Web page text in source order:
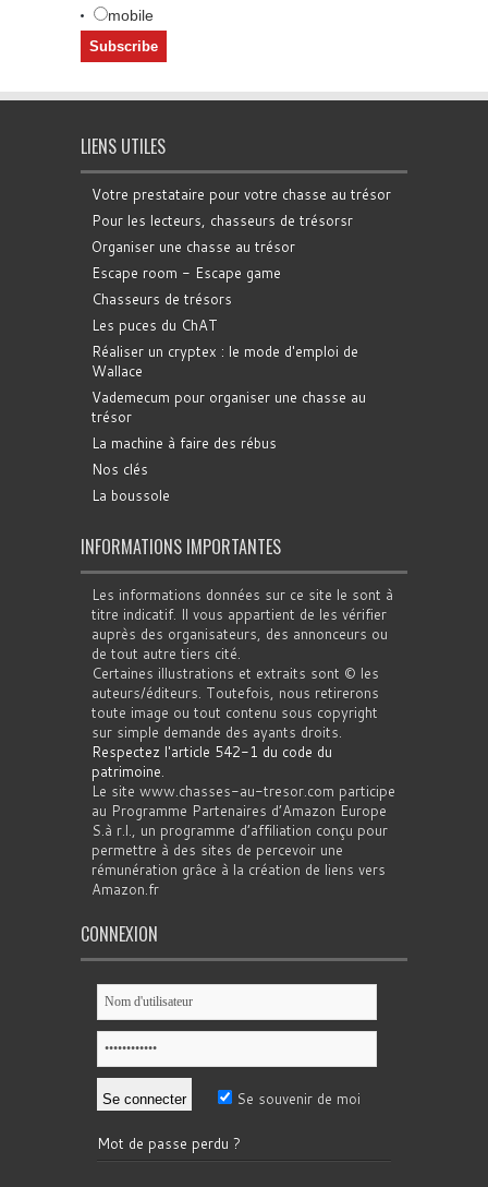
mobile
LIENS UTILES
Votre prestataire pour votre chasse au trésor
Pour les lecteurs, chasseurs de trésorsr
Organiser une chasse au trésor
Escape room - Escape game
Chasseurs de trésors
Les puces du ChAT
Réaliser un cryptex : le mode d'emploi de
Wallace
Vademecum pour organiser une chasse au
trésor
La machine à faire des rébus
Nos clés
La boussole
INFORMATIONS IMPORTANTES
Les informations données sur ce site le sont à
titre indicatif. Il vous appartient de les vérifier
auprès des organisateurs, des annonceurs ou
de tout autre tiers cité.
Certaines illustrations et extraits sont © les
auteurs/éditeurs. Toutefois, nous retirerons
toute image ou tout contenu sous copyright
sur simple demande des ayants droits.
Respectez l'article 542-1 du code du
patrimoine.
Le site www.chasses-au-tresor.com participe
au Programme Partenaires d’Amazon Europe
S.à r.l., un programme d’affiliation conçu pour
permettre à des sites de percevoir une
rémunération grâce à la création de liens vers
Amazon.fr
CONNEXION
Se souvenir de moi
Mot de passe perdu ?